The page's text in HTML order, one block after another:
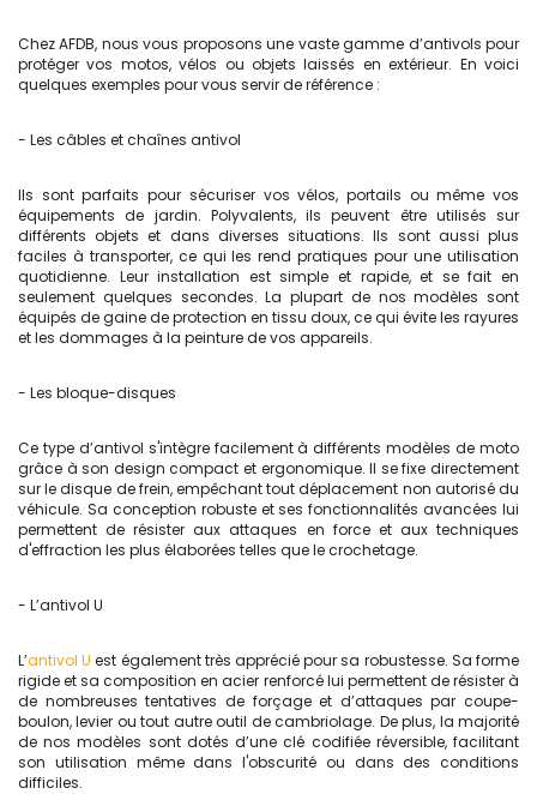
Chez AFDB, nous vous proposons une vaste gamme d’antivols pour
protéger vos motos, vélos ou objets laissés en extérieur. En voici
quelques exemples pour vous servir de référence :
- Les câbles et chaînes antivol
Ils sont parfaits pour sécuriser vos vélos, portails ou même vos
équipements de jardin. Polyvalents, ils peuvent être utilisés sur
différents objets et dans diverses situations. Ils sont aussi plus
faciles à transporter, ce qui les rend pratiques pour une utilisation
quotidienne. Leur installation est simple et rapide, et se fait en
seulement quelques secondes. La plupart de nos modèles sont
équipés de gaine de protection en tissu doux, ce qui évite les rayures
et les dommages à la peinture de vos appareils.
- Les bloque-disques
Ce type d’antivol s'intègre facilement à différents modèles de moto
grâce à son design compact et ergonomique. Il se fixe directement
sur le disque de frein, empêchant tout déplacement non autorisé du
véhicule. Sa conception robuste et ses fonctionnalités avancées lui
permettent de résister aux attaques en force et aux techniques
d'effraction les plus élaborées telles que le crochetage.
- L’antivol U
L’antivol U est également très apprécié pour sa robustesse. Sa forme
rigide et sa composition en acier renforcé lui permettent de résister à
de nombreuses tentatives de forçage et d’attaques par coupe-
boulon, levier ou tout autre outil de cambriolage. De plus, la majorité
de nos modèles sont dotés d’une clé codifiée réversible, facilitant
son utilisation même dans l'obscurité ou dans des conditions
difficiles.